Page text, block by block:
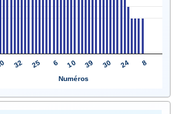
32 25 6 10 39 30 24 8
Numéros